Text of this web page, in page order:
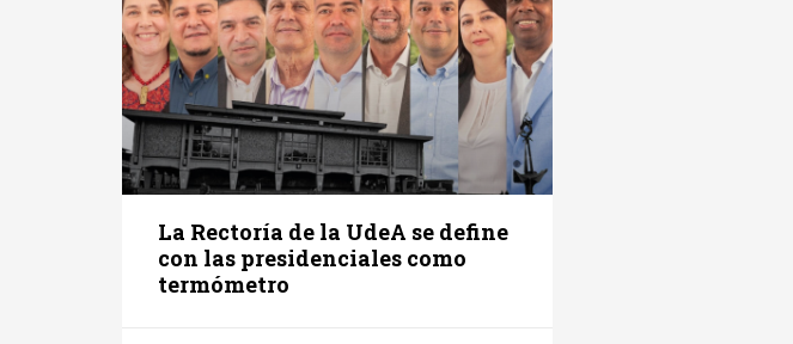
La Rectoría de la UdeA se define
con las presidenciales como
termómetro